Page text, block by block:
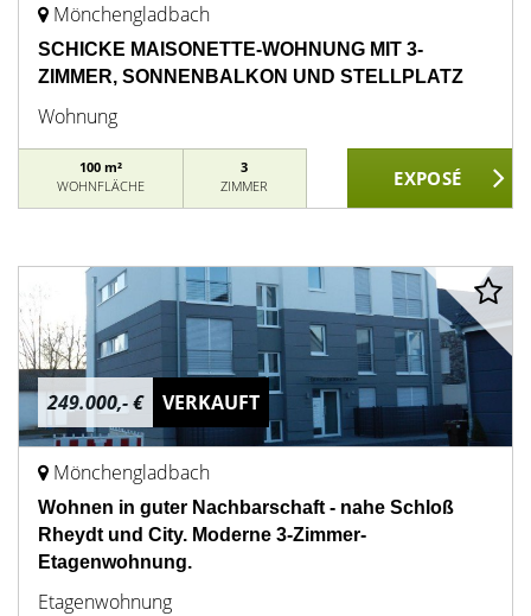
Mönchengladbach
SCHICKE MAISONETTE-WOHNUNG MIT 3-
ZIMMER, SONNENBALKON UND STELLPLATZ
Wohnung
100 m²
WOHNFLÄCHE
3
ZIMMER
249.000,- € VERKAUFT
Mönchengladbach
Wohnen in guter Nachbarschaft - nahe Schloß
Rheydt und City. Moderne 3-Zimmer-
Etagenwohnung.
Etagenwohnung